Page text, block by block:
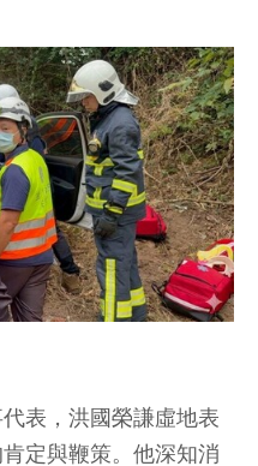
表，洪國榮謙虛地表
定與鞭策。他深知消